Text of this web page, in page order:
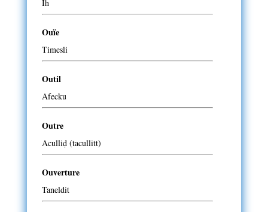
Ih
Ouïe
Timesli
Outil
Afecku
Outre
Aculliḍ (tacullitt)
Ouverture
Taneldit